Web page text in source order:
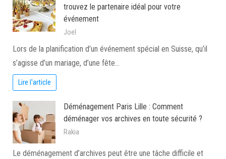
trouvez le partenaire idéal pour votre
événement
Joel
Lors de la planification d’un événement spécial en Suisse, qu’il
s’agisse d’un mariage, d’une fête…
Lire l'article
Déménagement Paris Lille : Comment
déménager vos archives en toute sécurité ?
Rakia
Le déménagement d’archives peut être une tâche difficile et